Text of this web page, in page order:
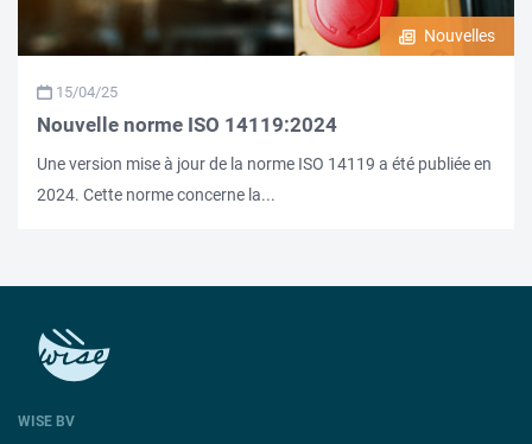
Nouvelles
15/04/25
Nouvelle norme ISO 14119:2024
Une version mise à jour de la norme ISO 14119 a été publiée en
2024. Cette norme concerne la...
WISE BV